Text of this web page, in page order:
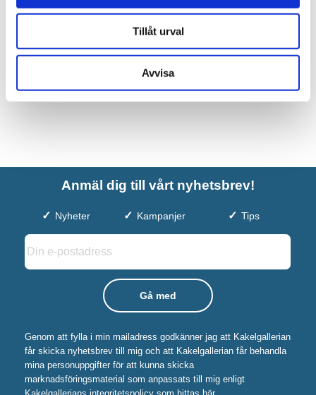
Tillåt urval
Avvisa
Bad & kök / Kök & tvättstuga /Köksblandare
Kök & tvättstuga
Bad & kök
Anmäl dig till vårt nyhetsbrev!
Nyheter Kampanjer Tips
Genom att fylla i min mailadress godkänner jag att Kakelgallerian
får skicka nyhetsbrev till mig och att Kakelgallerian får behandla
mina personuppgifter för att kunna skicka
marknadsföringsmaterial som anpassats till mig enligt